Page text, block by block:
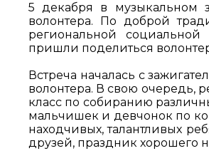
5 декабря в музыкальном
волонтера. По доброй
региональной социальной
пришли поделиться
Встреча началась с
волонтера. В свою очередь,
класс по собиранию
мальчишек и девчонок по
находчивых, талантливых
друзей, праздник хорошего